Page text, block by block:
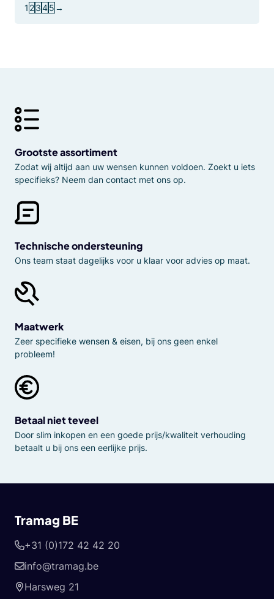
1 2345 →
Grootste assortiment
Zodat wij altijd aan uw wensen kunnen voldoen. Zoekt u iets
specifieks? Neem dan contact met ons op.
Technische ondersteuning
Ons team staat dagelijks voor u klaar voor advies op maat.
Maatwerk
Zeer specifieke wensen & eisen, bij ons geen enkel
probleem!
Betaal niet teveel
Door slim inkopen en een goede prijs/kwaliteit verhouding
betaalt u bij ons een eerlijke prijs.
Tramag BE
+31 (0)172 42 42 20
info@tramag.be
Harsweg 21